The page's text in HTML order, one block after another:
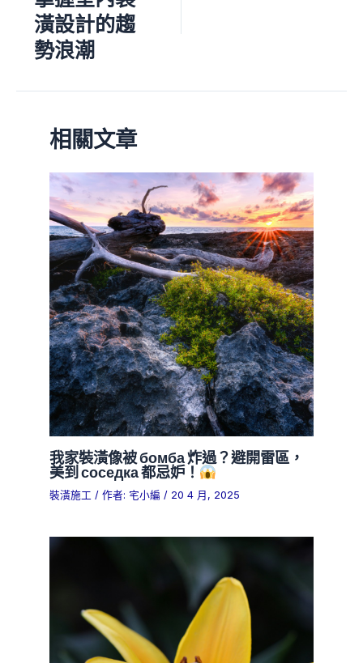
潢設計的趨
勢浪潮
相關文章
我家裝潢像被 бомба 炸過？避開雷區，
美到 соседка 都忌妒！
裝潢施工 / 作者: 宅小編/ 20 4 月, 2025